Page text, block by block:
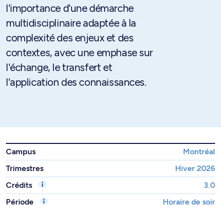
l'importance d'une démarche
multidisciplinaire adaptée à la
complexité des enjeux et des
contextes, avec une emphase sur
l'échange, le transfert et
l'application des connaissances.
Campus
Montréal
Trimestres
Hiver 2026
Crédits
3.0
Période
Horaire de soir